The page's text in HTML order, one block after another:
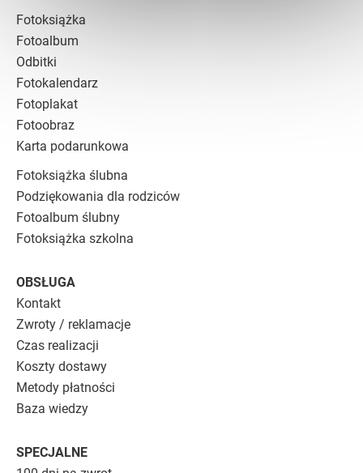
Fotoksiążka
Fotoalbum
Odbitki
Fotokalendarz
Fotoplakat
Fotoobraz
Karta podarunkowa
Fotoksiążka ślubna
Podziękowania dla rodziców
Fotoalbum ślubny
Fotoksiążka szkolna
OBSŁUGA
Kontakt
Zwroty / reklamacje
Czas realizacji
Koszty dostawy
Metody płatności
Baza wiedzy
SPECJALNE